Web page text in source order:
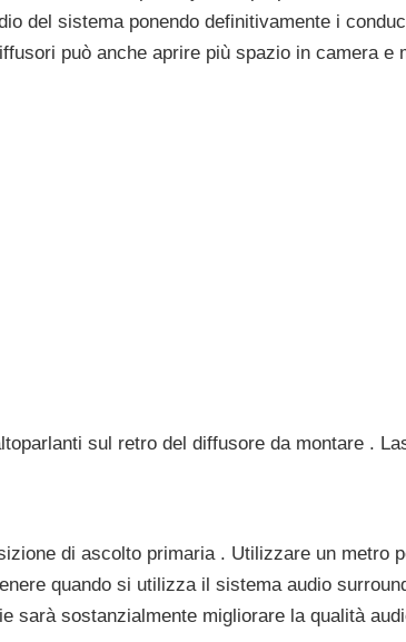
del sistema ponendo definitivamente i
può anche aprire più spazio in camera e
sul retro del diffusore da montare .
di ascolto primaria . Utilizzare un metro
quando si utilizza il sistema audio
sarà sostanzialmente migliorare la qualità